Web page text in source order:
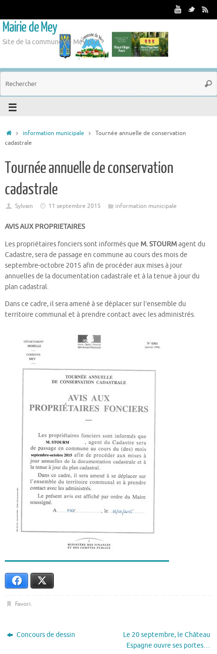
Mairie de Mey
Site de la commune de Mey (57)
information municipale
Tournée annuelle de conservation
cadastrale
Tournée annuelle de conservation
cadastrale
Sylvain 11 septembre 2015 information municipale
AVIS AUX PROPRIETAIRES
Les propriétaires fonciers sont informés que M. STOURMagent du
Cadastre, sera de passage en commune au cours des mois de
septembre-octobre 2015 afin de procéder aux mises à jour
annuelles de la documentation cadastrale et à la tenue à jour du
plan cadastral.
Dans ce cadre, il sera amené à se déplacer sur l’ensemble du
territoire communal et à prendre contact avec les administrés.
Facebook
Favori.
Concours de dessin
Le 20 septembre, le Château
Espagne ouvre ses portes…